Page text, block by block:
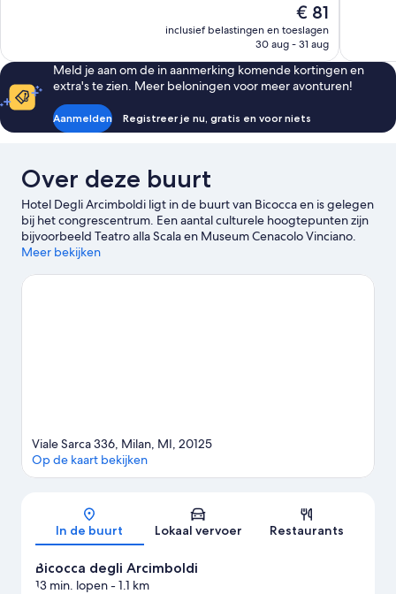
De
prijs
is
€ 81
inclusief belastingen en toeslagen
30 aug - 31 aug
Meld je aan om de in aanmerking komende kortingen en
extra's te zien. Meer beloningen voor meer avonturen!
Aanmelden Registreer je nu, gratis en voor niets
Over deze buurt
Hotel Degli Arcimboldi ligt in de buurt van Bicocca en is gelegen
bij het congrescentrum. Een aantal culturele hoogtepunten zijn
bijvoorbeeld Teatro alla Scala en Museum Cenacolo Vinciano.
Wie daarnaast graag de winkelstraten afstruint, kan zich bij
van een evenement of wedstrijd te genieten? Kijk dan eens wat
Meer bekijken
Kaart
Viale Sarca 336, Milan, MI, 20125
Op de kaart bekijken
In de buurt Lokaal vervoer Restaurants
Bicocca degli Arcimboldi
13 min. lopen- 1.1 km